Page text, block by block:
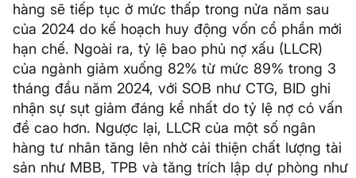
hàng sẽ tiếp tục ở mức thấp trong nửa năm sau
của 2024 do kế hoạch huy động vốn cổ phần mới
hạn chế. Ngoài ra, tỷ lệ bao phủ nợ xấu (LLCR)
của ngành giảm xuống 82% từ mức 89% trong 3
tháng đầu năm 2024, với SOB như CTG, BID ghi
nhận sự sụt giảm đáng kể nhất do tỷ lệ nợ có vấn
đề cao hơn. Ngược lại, LLCR của một số ngân
hàng tư nhân tăng lên nhờ cải thiện chất lượng tài
sản như MBB, TPB và tăng trích lập dự phòng như